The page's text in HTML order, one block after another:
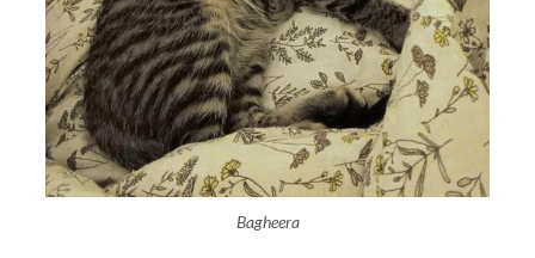
Bagheera